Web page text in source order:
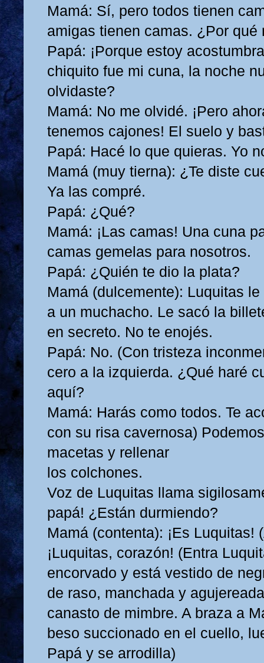
Mamá: Sí, pero todos tienen
amigas tienen camas. ¿Por
Papá: ¡Porque estoy
chiquito fue mi cuna, la noche
olvidaste?
Mamá: No me olvidé. ¡Pero
tenemos cajones! El suelo y
Papá: Hacé lo que quieras. Yo
Mamá (muy tierna): ¿Te diste
Ya las compré.
Papá: ¿Qué?
Mamá: ¡Las camas! Una cuna
camas gemelas para nosotros.
Papá: ¿Quién te dio la plata?
Mamá (dulcemente): Luquitas
a un muchacho. Le sacó la
en secreto. No te enojés.
Papá: No. (Con tristeza
cero a la izquierda. ¿Qué haré
aquí?
Mamá: Harás como todos. Te
con su risa cavernosa)
macetas y rellenar
los colchones.
Voz de Luquitas llama
papá! ¿Están durmiendo?
Mamá (contenta): ¡Es Luquitas!
¡Luquitas, corazón! (Entra
encorvado y está vestido de
de raso, manchada y
canasto de mimbre. A braza a
beso succionado en el cuello,
Papá y se arrodilla)